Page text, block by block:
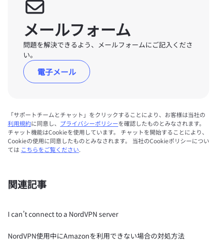
メールフォーム
問題を解決できるよう、メールフォームにご記入くださ
い。
電子メール
「サポートチームとチャット」をクリックすることにより、お客様は当社の
利用規約に同意し、 プライバシーポリシーを確認したものとみなされます。
チャット機能はCookieを使用しています。 チャットを開始することにより、
Cookieの使用に同意したものとみなされます。 当社のCookieポリシーについ
ては こちらをご覧ください.
関連記事
I can’t connect to a NordVPN server
NordVPN使用中にAmazonを利用できない場合の対処方法